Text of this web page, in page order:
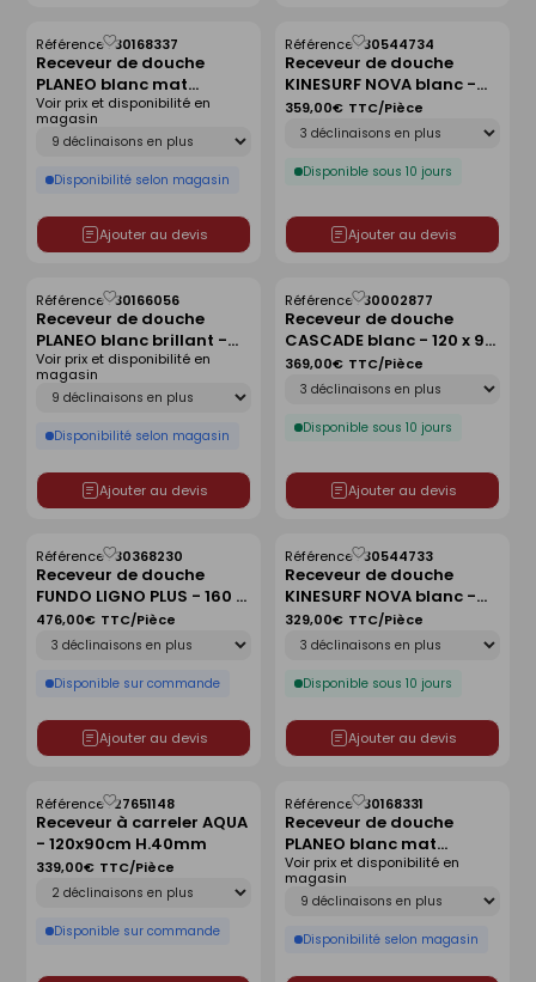
Receveur de douche
PLANEO blanc mat
antidérapant - 180 x 90
cm
Référence :30168337
Déclinaison
Disponibilité selon magasin
Voir prix et disponibilité en
magasin
Ajouter au devis
Enregistrer
comme
liste
Receveur de douche
KINESURF NOVA blanc -
120x90 cm
Référence :30544734
Disponible sous 10 jours
359,00€ TTC/Pièce
Ajouter au devis
Enregistrer
comme
liste
Receveur de douche
PLANEO blanc brillant -
80 x 80 cm
Référence :30166056
Déclinaison
Disponibilité selon magasin
Voir prix et disponibilité en
magasin
Ajouter au devis
Enregistrer
comme
liste
Receveur de douche
CASCADE blanc - 120 x 90
cm
Référence :30002877
Disponible sous 10 jours
369,00€ TTC/Pièce
Ajouter au devis
Enregistrer
comme
liste
Receveur de douche
FUNDO LIGNO PLUS - 160 x
90 cm
Référence :30368230
Disponible sur commande
476,00€ TTC/Pièce
Ajouter au devis
Enregistrer
comme
liste
Receveur de douche
KINESURF NOVA blanc -
90x90 cm
Référence :30544733
Disponible sous 10 jours
329,00€ TTC/Pièce
Ajouter au devis
Enregistrer
comme
liste
Receveur à carreler AQUA
- 120x90cm H.40mm
Référence :27651148
Disponible sur commande
339,00€ TTC/Pièce
Enregistrer
comme
liste
Receveur de douche
PLANEO blanc mat
antidérapant - 120 x 90
cm
Référence :30168331
Déclinaison
Disponibilité selon magasin
Voir prix et disponibilité en
magasin
Enregistrer
comme
liste